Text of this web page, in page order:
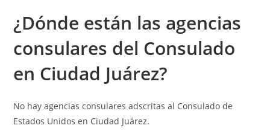
¿Dónde están las agencias
consulares del Consulado
en Ciudad Juárez?
No hay agencias consulares adscritas al Consulado de
Estados Unidos en Ciudad Juárez.